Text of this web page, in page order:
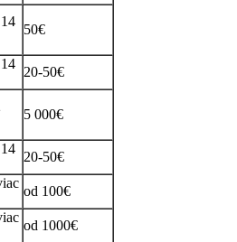
50€
20-50€
5 000€
20-50€
od 100€
od 1000€